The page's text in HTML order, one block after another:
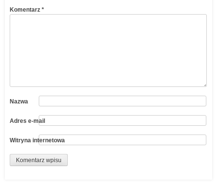
Komentarz *
Nazwa
Adres e-mail
Witryna internetowa